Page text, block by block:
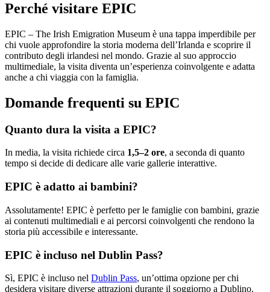
Perché visitare EPIC
EPIC – The Irish Emigration Museum è una tappa imperdibile per
chi vuole approfondire la storia moderna dell’Irlanda e scoprire il
contributo degli irlandesi nel mondo. Grazie al suo approccio
multimediale, la visita diventa un’esperienza coinvolgente e adatta
anche a chi viaggia con la famiglia.
Domande frequenti su EPIC
Quanto dura la visita a EPIC?
In media, la visita richiede circa 1,5–2 ore, a seconda di quanto
tempo si decide di dedicare alle varie gallerie interattive.
EPIC è adatto ai bambini?
Assolutamente! EPIC è perfetto per le famiglie con bambini, grazie
ai contenuti multimediali e ai percorsi coinvolgenti che rendono la
storia più accessibile e interessante.
EPIC è incluso nel Dublin Pass?
Sì, EPIC è incluso nel Dublin Pass, un’ottima opzione per chi
desidera visitare diverse attrazioni durante il soggiorno a Dublino.